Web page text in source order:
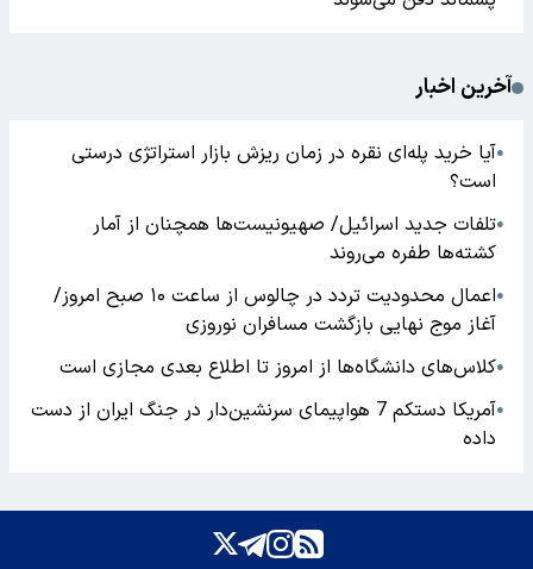
آخرین اخبار
●آیا خرید پله‌ای نقره در زمان ریزش بازار استراتژی درستی
است؟
●تلفات جدید اسرائیل/ صهیونیست‌ها همچنان از آمار
کشته‌ها طفره می‌روند
●
اعمال محدودیت تردد در چالوس از ساعت ۱۰ صبح امروز/
آغاز موج نهایی بازگشت مسافران نوروزی
●کلاس‌های دانشگاه‌ها از امروز تا اطلاع بعدی مجازی است
●
آمریکا دستکم 7 هواپیمای سرنشین‌دار در جنگ ایران از دست
داده